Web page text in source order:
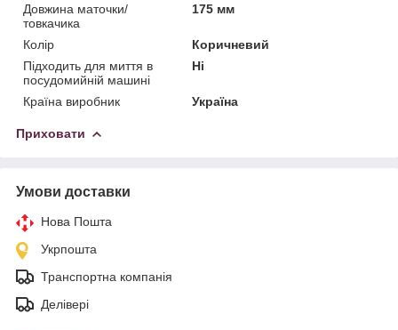
Довжина маточки/
товкачика
175 мм
Колір
Коричневий
Підходить для миття в
посудомийній машині
Ні
Країна виробник Україна
Приховати
Умови доставки
Нова Пошта
Укрпошта
Транспортна компанія
Делівері